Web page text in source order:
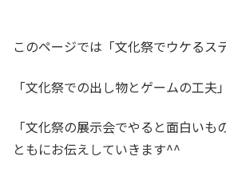
このページでは「文化祭でウケるス
「文化祭での出し物とゲームの工夫」
「文化祭の展示会でやると面白いも
ともにお伝えしていきます^^